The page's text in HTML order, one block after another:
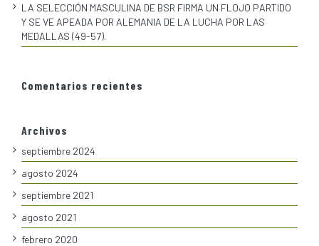
LA SELECCIÓN MASCULINA DE BSR FIRMA UN FLOJO PARTIDO
Y SE VE APEADA POR ALEMANIA DE LA LUCHA POR LAS
MEDALLAS (49-57).
Comentarios recientes
Archivos
septiembre 2024
agosto 2024
septiembre 2021
agosto 2021
febrero 2020